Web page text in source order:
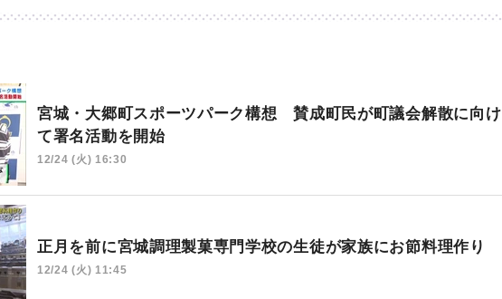
宮城・大郷町スポーツパーク構想 賛成町民が町議会解散に向け
て署名活動を開始
12/24 (火) 16:30
正月を前に宮城調理製菓専門学校の生徒が家族にお節料理作り
12/24 (火) 11:45